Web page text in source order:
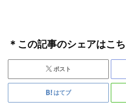
＊この記事のシェアはこ
ポスト
はてブ